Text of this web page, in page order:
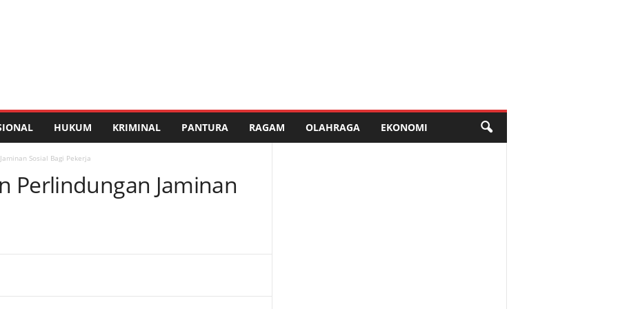
HUKUM KRIMINAL PANTURA RAGAM OLAHRAGA EKONOMI
Sosial Bagi Pekerja
Perlindungan Jaminan